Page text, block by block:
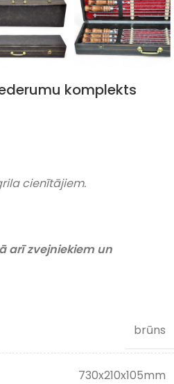
komplekts
cienītājiem.
arī zvejniekiem un
brūns
730x210x105mm